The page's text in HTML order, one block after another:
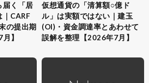
届く「居
CARF
の提出期
】
仮想通貨の「清算額○億ド
ル」は実額ではない｜建玉
(OI)・資金調達率とあわせて
誤解を整理【2026年7月】